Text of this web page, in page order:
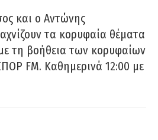
και ο Αντώνης
τα κορυφαία θέματα
τη βοήθεια των κορυφαίων
FM. Καθημερινά 12:00 με